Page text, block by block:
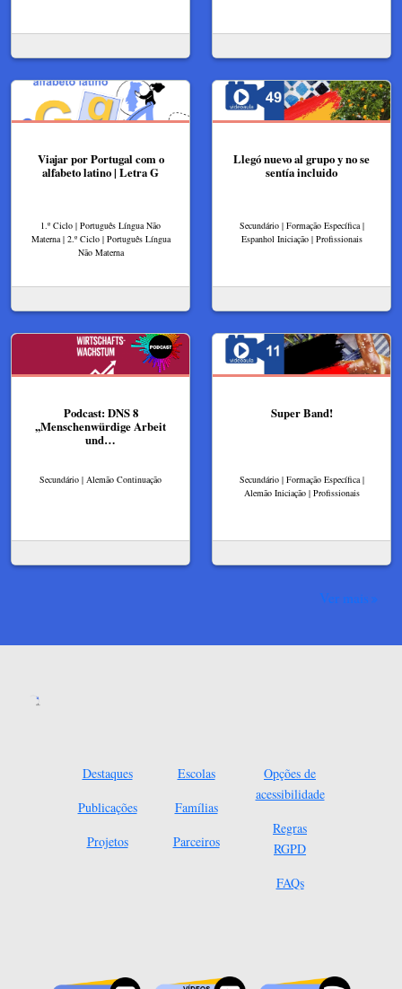
Viajar por Portugal com o
alfabeto latino | Letra G
1.º Ciclo | Português Língua Não
Materna | 2.º Ciclo | Português Língua
Não Materna
Llegó nuevo al grupo y no se
sentía incluido
Secundário | Formação Específica |
Espanhol Iniciação | Profissionais
Podcast: DNS 8
,,Menschenwürdige Arbeit
und…
Secundário | Alemão Continuação
Super Band!
Secundário | Formação Específica |
Alemão Iniciação | Profissionais
Ver mais
Destaques
Publicações
Projetos
Escolas
Famílias
Parceiros
Opções de
acessibilidade
Regras
RGPD
FAQs